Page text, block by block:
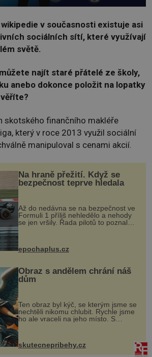
v současnosti existuje asi
sociálních sítí, které využívají
světě.
najít staré přátelé ze školy,
anebo dokonce položit na lopatky
skotského finančního makléře
který v roce 2013 využil sociální
manipuloval s cenami akcií.
Na hraně přežití. Když se
bezpečnost teprve hledala
Až do nedávna se na bezpečnost ve
Formuli 1 příliš nehledělo a nehody
se jen vršily. Řada pilotů to poznala
na vlastní kůži, často s trvalými
následky nebo bohužel i ztrátou
života. Dnes nepochopiteln...
epochaplus.cz
Obraz s andělem chrání náš
dům
Ten obraz byl kýč, se kterým jsme se
nechtěli nikomu chlubit. Rychle jsme
ho ale vraceli na jeho místo. S
manželem Vaškem jsme si pořídili
chaloupku, takový domek na severu
Čech, kde jsme si naplánova...
skutecnepribehy.cz